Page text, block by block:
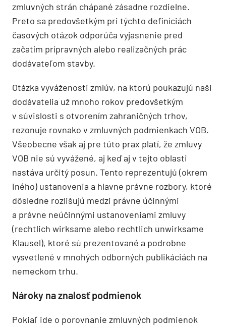
zmluvných strán chápané zásadne rozdielne.
Preto sa predovšetkým pri týchto definíciách
časových otázok odporúča vyjasnenie pred
začatím prípravných alebo realizačných prác
dodávateľom stavby.
Otázka vyváženosti zmlúv, na ktorú poukazujú naši
dodávatelia už mnoho rokov predovšetkým
v súvislosti s otvorením zahraničných trhov,
rezonuje rovnako v zmluvných podmienkach VOB.
Všeobecne však aj pre túto prax platí, že zmluvy
VOB nie sú vyvážené, aj keď aj v tejto oblasti
nastáva určitý posun. Tento reprezentujú (okrem
iného) ustanovenia a hlavne právne rozbory, ktoré
dôsledne rozlišujú medzi právne účinnými
a právne neúčinnými ustanoveniami zmluvy
(rechtlich wirksame alebo rechtlich unwirksame
Klausel), ktoré sú prezentované a podrobne
vysvetlené v mnohých odborných publikáciách na
nemeckom trhu.
Nároky na znalosť podmienok
Pokiaľ ide o porovnanie zmluvných podmienok